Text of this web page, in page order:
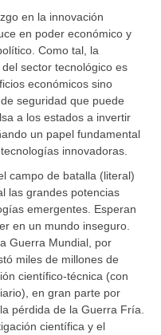
en la innovación
en poder económico y
Como tal, la
sector tecnológico es
económicos sino
seguridad que puede
a los estados a invertir
un papel fundamental
innovadoras.
campo de batalla (literal)
las grandes potencias
emergentes. Esperan
en un mundo inseguro.
Guerra Mundial, por
miles de millones de
científico-técnica (con
en gran parte por
pérdida de la Guerra Fría.
científica y el